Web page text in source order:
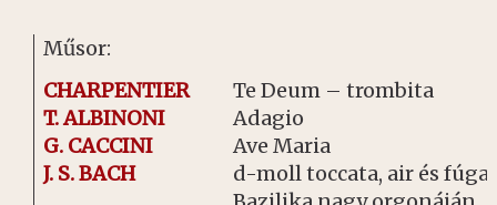
Műsor:
CHARPENTIER
Te Deum – trombita
T. ALBINONI
Adagio
G. CACCINI
Ave Maria
J. S. BACH
d-moll toccata, air és fúga